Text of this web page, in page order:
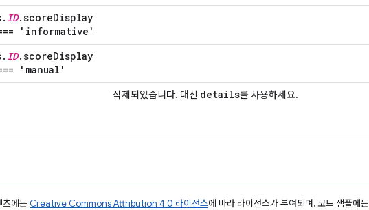
. ID.scoreDisplay
'informative'
. ID.scoreDisplay
'manual'
삭제되었습니다. 대신 details를 사용하세요.
츠에는 Creative Commons Attribution 4.0 라이선스에 따라 라이선스가 부여되며, 코드 샘플에는